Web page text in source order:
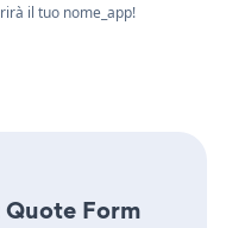
il tuo nome_app!
Form